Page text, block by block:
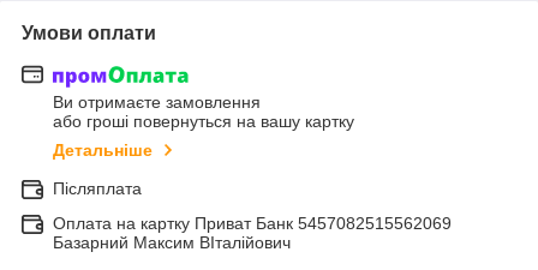
Умови оплати
Ви отримаєте замовлення
або гроші повернуться на вашу картку
Детальніше
Післяплата
Оплата на картку Приват Банк 5457082515562069
Базарний Максим ВІталійович